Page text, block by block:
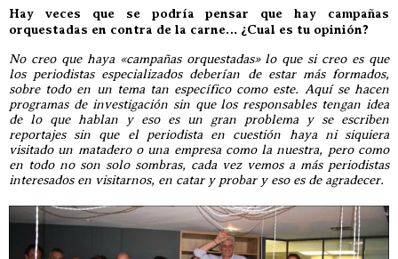
Hay veces que se podría pensar que hay campañas
orquestadas en contra de la carne… ¿Cual es tu opinión?
No creo que haya «campañas orquestadas» lo que si creo es que
los periodistas especializados deberían de estar más formados,
sobre todo en un tema tan específico como este. Aquí se hacen
programas de investigación sin que los responsables tengan idea
de lo que hablan y eso es un gran problema y se escriben
reportajes sin que el periodista en cuestión haya ni siquiera
visitado un matadero o una empresa como la nuestra, pero como
en todo no son solo sombras, cada vez vemos a más periodistas
interesados en visitarnos, en catar y probar y eso es de agradecer.